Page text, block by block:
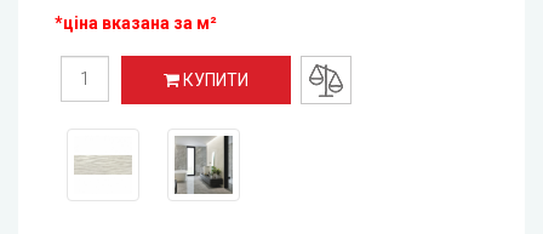
*ціна вказана за м²
КУПИТИ